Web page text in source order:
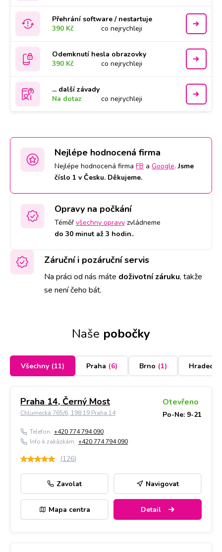
Přehrání software / nestartuje
390 Kč
co nejrychleji
Odemknutí hesla obrazovky
390 Kč
co nejrychleji
... další závady
Na dotaz
co nejrychleji
Nejlépe hodnocená firma
Nejlépe hodnocená firma FB a Google.Jsme
číslo 1 v Česku. Děkujeme.
Opravy na počkání
Téměř všechny opravy zvládneme
do 30 minut až 3 hodin..
Záruční i pozáruční servis
Na práci od nás máte doživotní záruku, takže
se není čeho bát.
Naše pobočky
Všechny (11) Praha (6) Brno (1) Hradec
Praha 14, Černý Most
Chlumecká 765/6, 198 19 Praha 14
Otevřeno
Po-Ne: 9-21
Telefon: +420 774 794 090
Info k zakázkám: +420 774 794 090
(126)
Zavolat Navigovat
Mapa centra Detail